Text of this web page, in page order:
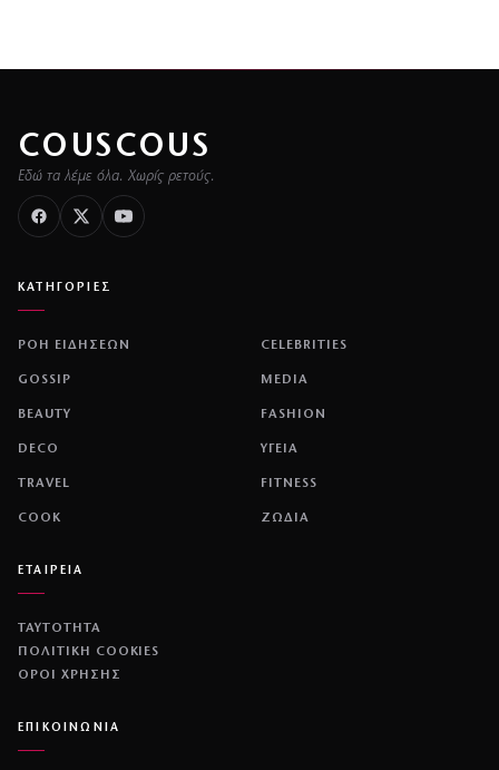
COUSCOUS
Εδώ τα λέμε όλα. Χωρίς ρετούς.
ΚΑΤΗΓΟΡΙΕΣ
ΡΟΗ ΕΙΔΗΣΕΩΝ CELEBRITIES
GOSSIP MEDIA
BEAUTY FASHION
DECO ΥΓΕΙΑ
TRAVEL FITNESS
COOK ΖΩΔΙΑ
ΕΤΑΙΡΕΙΑ
ΤΑΥΤΟΤΗΤΑ
ΠΟΛΙΤΙΚΉ COOKIES
ΌΡΟΙ ΧΡΉΣΗΣ
ΕΠΙΚΟΙΝΩΝΙΑ